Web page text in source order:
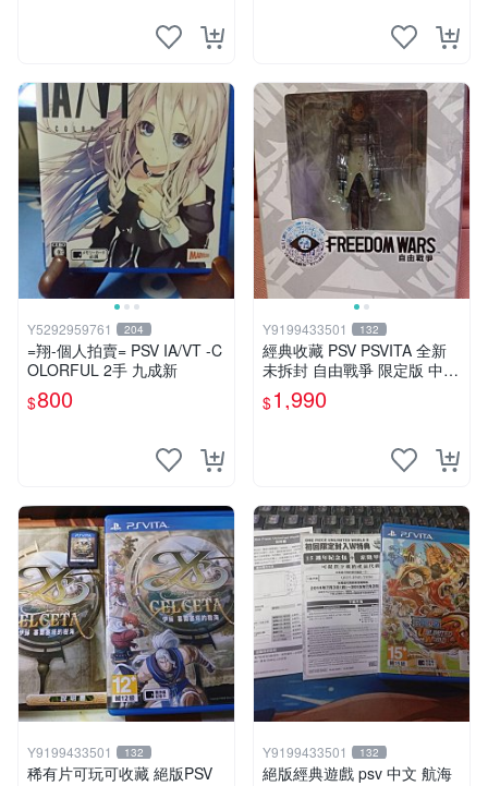
Y5292959761 204
=翔-個人拍賣= PSV IA/VT -C
OLORFUL 2手 九成新
$800
Y9199433501 132
經典收藏 PSV PSVITA 全新
未拆封 自由戰爭 限定版 中文
版
$1,990
Y9199433501 132
稀有片可玩可收藏 絕版PSV
Y9199433501 132
絕版經典遊戲 psv 中文 航海